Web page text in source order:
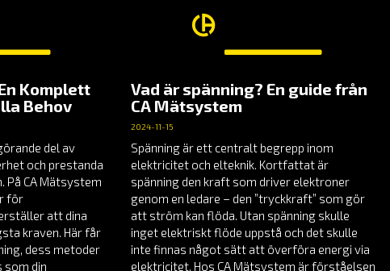
Komplett
Behov
del av
och prestanda
På CA Mätsystem
för
att dina
kraven. Här får
dess metoder
som din
Vad är spänning? En guide från
CA Mätsystem
2024-11-15
Spänning är ett centralt begrepp inom
elektricitet och elteknik. Kortfattat är
spänning den kraft som driver elektroner
genom en ledare – den ”tryckkraft” som gör
att ström kan flöda. Utan spänning skulle
inget elektriskt flöde uppstå och det skulle
inte finnas något sätt att överföra energi via
elektricitet. Hos CA Mätsystem är förståelsen